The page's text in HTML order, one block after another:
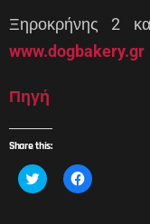
Ξηροκρήνης 2
www.dogbakery.gr
Πηγή
Share this:
Κ
λ
Π
α